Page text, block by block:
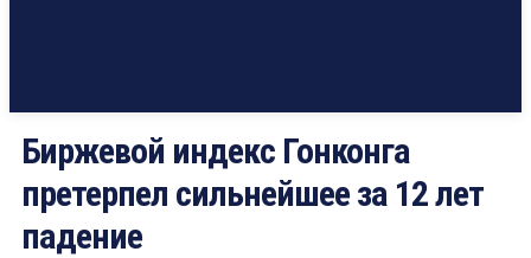
Биржевой индекс Гонконга
претерпел сильнейшее за 12 лет
падение